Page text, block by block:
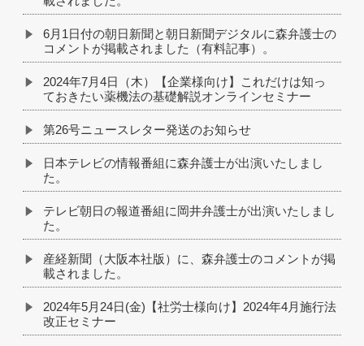
6月1日付の朝日新聞と朝日新聞デジタルに森弁護士の
コメントが掲載されました（有料記事）。
2024年7月4日（木）【企業様向け】これだけは知っ
ておきたい薬機法の基礎解説オンラインセミナー
第26号ニュースレター発送のお知らせ
日本テレビの情報番組に森弁護士が出演いたしまし
た。
テレビ朝日の報道番組に岡井弁護士が出演いたしまし
た。
産経新聞（大阪本社版）に、森弁護士のコメントが掲
載されました。
2024年5月24日(金)【社労士様向け】2024年4月施行法
改正セミナー